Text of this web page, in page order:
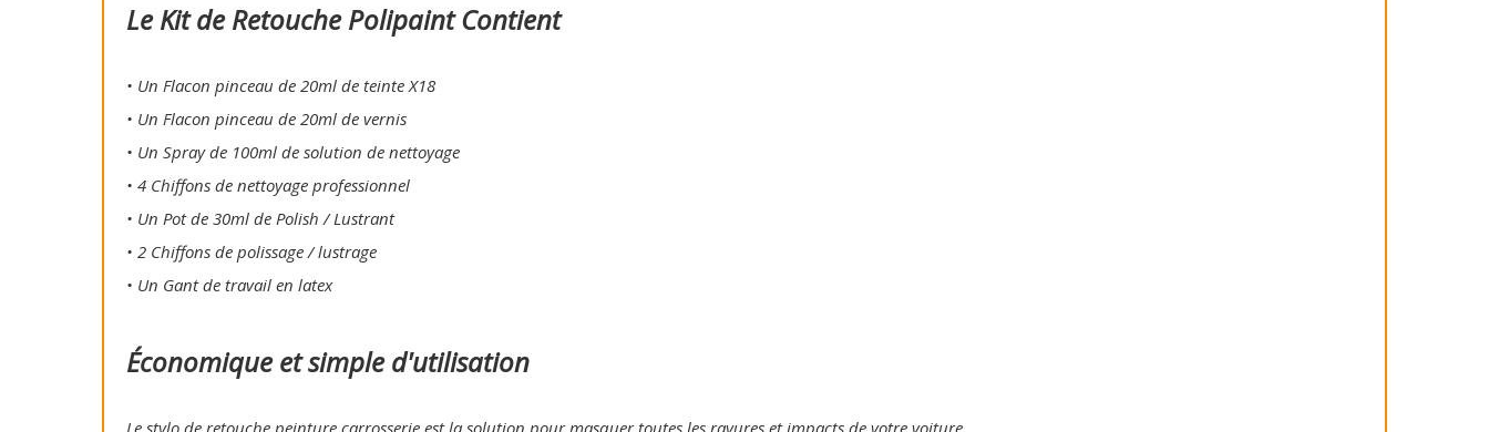
Le Kit de Retouche Polipaint Contient
• Un Flacon pinceau de 20ml de teinte X18
• Un Flacon pinceau de 20ml de vernis
• Un Spray de 100ml de solution de nettoyage
• 4 Chiffons de nettoyage professionnel
• Un Pot de 30ml de Polish / Lustrant
• 2 Chiffons de polissage / lustrage
• Un Gant de travail en latex
Économique et simple d'utilisation